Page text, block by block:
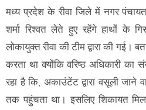
मध्य प्रदेश के रीवा जिले में नगर
शर्मा रिश्वत लेते हुए रहेंगे हाथों के
लोकायुक्त रीवा की टीम द्वारा की गई।
करता था क्योंकि वरिष्ठ अधिकारी का
रहा है कि, अकाउंटेंट द्वारा वसूली जाने
तक पहुंचता था। इसलिए शिकायत